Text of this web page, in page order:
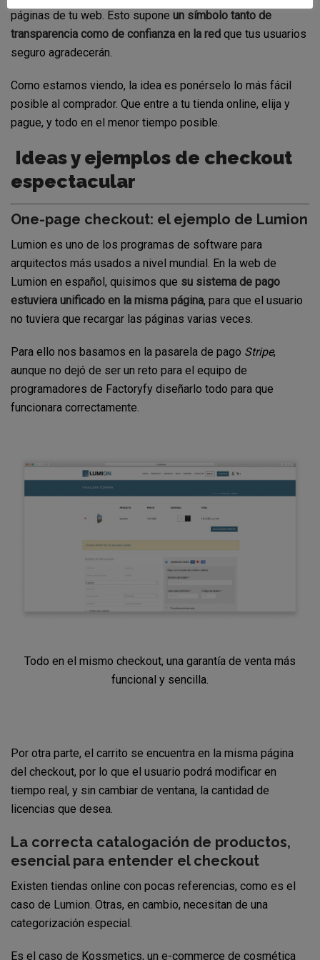
páginas de tu web. Esto supone un símbolo tanto de
transparencia como de confianza en la red que tus usuarios
seguro agradecerán.
Como estamos viendo, la idea es ponérselo lo más fácil
posible al comprador. Que entre a tu tienda online, elija y
pague, y todo en el menor tiempo posible.
Ideas y ejemplos de checkout
espectacular
One-page checkout: el ejemplo de Lumion
Lumion es uno de los programas de software para
arquitectos más usados a nivel mundial. En la web de
Lumion en español, quisimos que su sistema de pago
estuviera unificado en la misma página, para que el usuario
no tuviera que recargar las páginas varias veces.
Para ello nos basamos en la pasarela de pago Stripe,
aunque no dejó de ser un reto para el equipo de
programadores de Factoryfy diseñarlo todo para que
funcionara correctamente.
Todo en el mismo checkout, una garantía de venta más
funcional y sencilla.
Por otra parte, el carrito se encuentra en la misma página
del checkout, por lo que el usuario podrá modificar en
tiempo real, y sin cambiar de ventana, la cantidad de
licencias que desea.
La correcta catalogación de productos,
esencial para entender el checkout
Existen tiendas online con pocas referencias, como es el
caso de Lumion. Otras, en cambio, necesitan de una
categorización especial.
Es el caso de Kossmetics, un e-commerce de cosmética